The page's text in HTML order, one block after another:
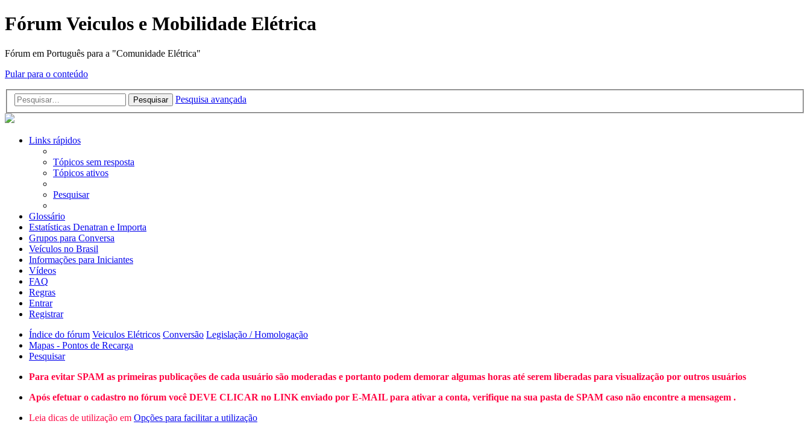
Fórum Veiculos e Mobilidade Elétrica
Fórum em Português para a "Comunidade Elétrica"
Pular para o conteúdo
Pesquisar Pesquisa avançada
Links rápidos
Tópicos sem resposta
Tópicos ativos
Pesquisar
Glossário
Estatísticas Denatran e Importa
Grupos para Conversa
Veículos no Brasil
Informações para Iniciantes
Vídeos
FAQ
Regras
Entrar
Registrar
Índice do fórum Veiculos Elétricos Conversão Legislação / Homologação
Mapas - Pontos de Recarga
Pesquisar
Para evitar SPAM as primeiras publicações de cada usuário são moderadas e portanto podem demorar algumas horas até serem liberadas para visualização por outros usuários
Após efetuar o cadastro no fórum você DEVE CLICAR no LINK enviado por E-MAIL para ativar a conta, verifique na sua pasta de SPAM caso não encontre a mensagem .
Leia dicas de utilização em Opções para facilitar a utilização